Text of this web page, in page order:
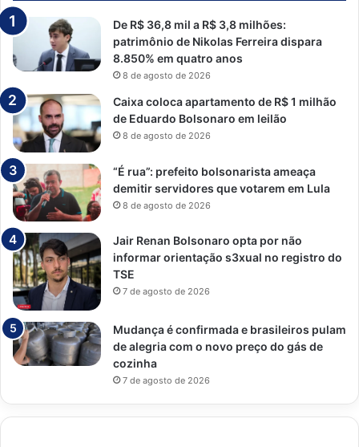
De R$ 36,8 mil a R$ 3,8 milhões:
patrimônio de Nikolas Ferreira dispara
8.850% em quatro anos
8 de agosto de 2026
Caixa coloca apartamento de R$ 1 milhão
de Eduardo Bolsonaro em leilão
8 de agosto de 2026
“É rua”: prefeito bolsonarista ameaça
demitir servidores que votarem em Lula
8 de agosto de 2026
Jair Renan Bolsonaro opta por não
informar orientação s3xual no registro do
TSE
7 de agosto de 2026
Mudança é confirmada e brasileiros pulam
de alegria com o novo preço do gás de
cozinha
7 de agosto de 2026